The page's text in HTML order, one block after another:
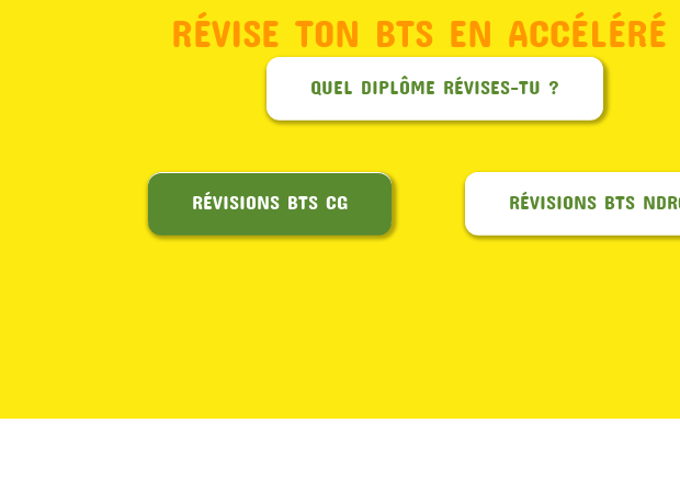
RÉVISE TON BTS EN
QUEL DIPLÔME RÉVISES-TU ?
RÉVISIONS BTS CG RÉVISIONS BTS